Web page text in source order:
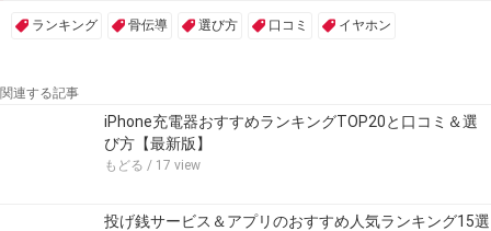
ランキング 骨伝導 選び方 口コミ イヤホン
関連する記事
iPhone充電器おすすめランキングTOP20と口コミ＆選
び方【最新版】
もどる / 17 view
投げ銭サービス＆アプリのおすすめ人気ランキング15選